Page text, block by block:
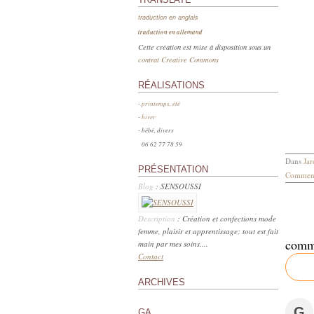
traduction en anglais
traduction en allemand
Cette création est mise à disposition sous un
contrat Creative Commons
RÉALISATIONS
-printemps, été
-hiver
- bébé, divers
06 62 77 78 59
PRÉSENTATION
Blog : SENSOUSSI
Description : Création et confections mode
femme, plaisir et apprentissage; tout est fait
main par mes soins....
Contact
ARCHIVES
Dans